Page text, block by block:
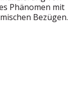
Phänomen mit
Bezügen.